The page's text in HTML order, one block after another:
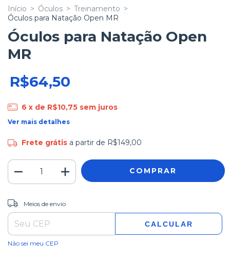
Início > Óculos > Treinamento >
Óculos para Natação Open MR
Óculos para Natação Open
MR
R$64,50
6 x de R$10,75 sem juros
Ver mais detalhes
Frete grátis a partir de R$149,00
Entregas para o CEP:
Meios de envio
CALCULAR
Não sei meu CEP